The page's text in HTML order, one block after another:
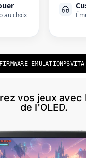
au choix
EMULATIONPSVITA
vos jeux avec
de l'OLED.